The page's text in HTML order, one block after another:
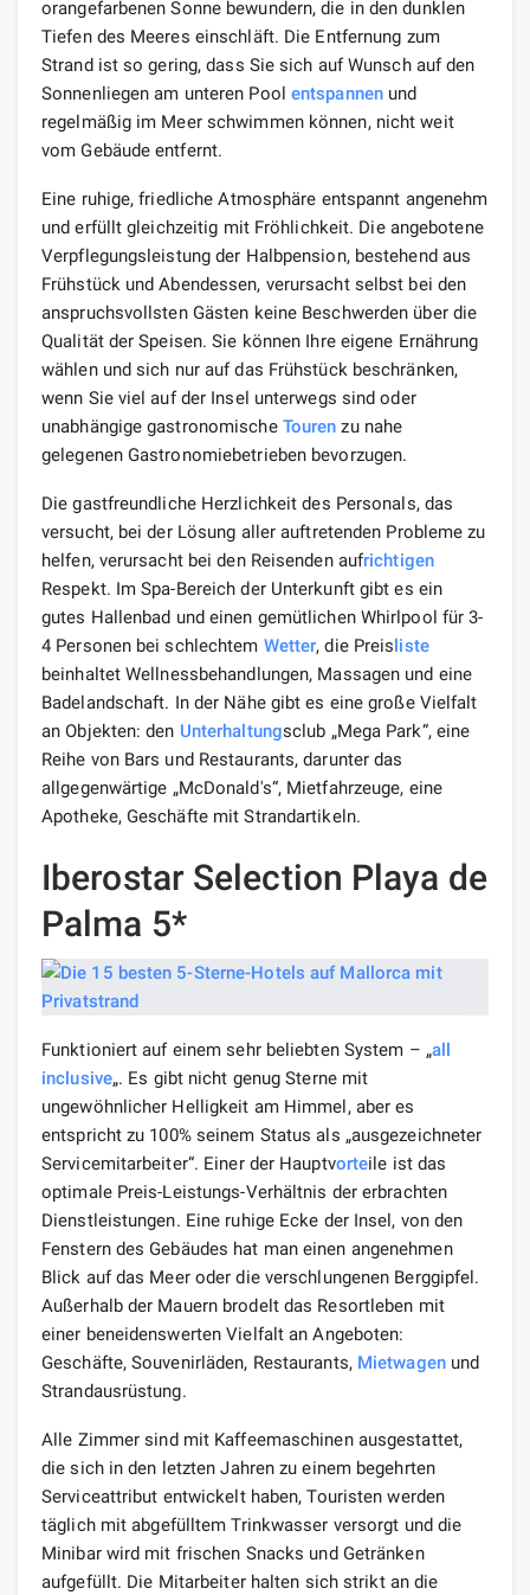
orangefarbenen Sonne bewundern, die in den dunklen
Tiefen des Meeres einschläft. Die Entfernung zum
Strand ist so gering, dass Sie sich auf Wunsch auf den
Sonnenliegen am unteren Pool entspannenund
regelmäßig im Meer schwimmen können, nicht weit
vom Gebäude entfernt.
Eine ruhige, friedliche Atmosphäre entspannt angenehm
und erfüllt gleichzeitig mit Fröhlichkeit. Die angebotene
Verpflegungsleistung der Halbpension, bestehend aus
Frühstück und Abendessen, verursacht selbst bei den
anspruchsvollsten Gästen keine Beschwerden über die
Qualität der Speisen. Sie können Ihre eigene Ernährung
wählen und sich nur auf das Frühstück beschränken,
wenn Sie viel auf der Insel unterwegs sind oder
unabhängige gastronomische Touren zu nahe
gelegenen Gastronomiebetrieben bevorzugen.
Die gastfreundliche Herzlichkeit des Personals, das
versucht, bei der Lösung aller auftretenden Probleme zu
helfen, verursacht bei den Reisenden aufrichtigen
Respekt. Im Spa-Bereich der Unterkunft gibt es ein
gutes Hallenbad und einen gemütlichen Whirlpool für 3-
4 Personen bei schlechtem Wetter, die Preisliste
beinhaltet Wellnessbehandlungen, Massagen und eine
Badelandschaft. In der Nähe gibt es eine große Vielfalt
an Objekten: den Unterhaltungsclub „Mega Park“, eine
Reihe von Bars und Restaurants, darunter das
allgegenwärtige „McDonald's“, Mietfahrzeuge, eine
Apotheke, Geschäfte mit Strandartikeln.
Iberostar Selection Playa de
Palma 5*
Funktioniert auf einem sehr beliebten System – „all
inclusive„. Es gibt nicht genug Sterne mit
ungewöhnlicher Helligkeit am Himmel, aber es
entspricht zu 100% seinem Status als „ausgezeichneter
Servicemitarbeiter“. Einer der Hauptvorteile ist das
optimale Preis-Leistungs-Verhältnis der erbrachten
Dienstleistungen. Eine ruhige Ecke der Insel, von den
Fenstern des Gebäudes hat man einen angenehmen
Blick auf das Meer oder die verschlungenen Berggipfel.
Außerhalb der Mauern brodelt das Resortleben mit
einer beneidenswerten Vielfalt an Angeboten:
Geschäfte, Souvenirläden, Restaurants, Mietwagenund
Strandausrüstung.
Alle Zimmer sind mit Kaffeemaschinen ausgestattet,
die sich in den letzten Jahren zu einem begehrten
Serviceattribut entwickelt haben, Touristen werden
täglich mit abgefülltem Trinkwasser versorgt und die
Minibar wird mit frischen Snacks und Getränken
aufgefüllt. Die Mitarbeiter halten sich strikt an die